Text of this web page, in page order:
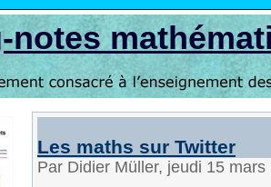
notes
Les maths sur Twitter
Par Didier Müller, jeudi 15